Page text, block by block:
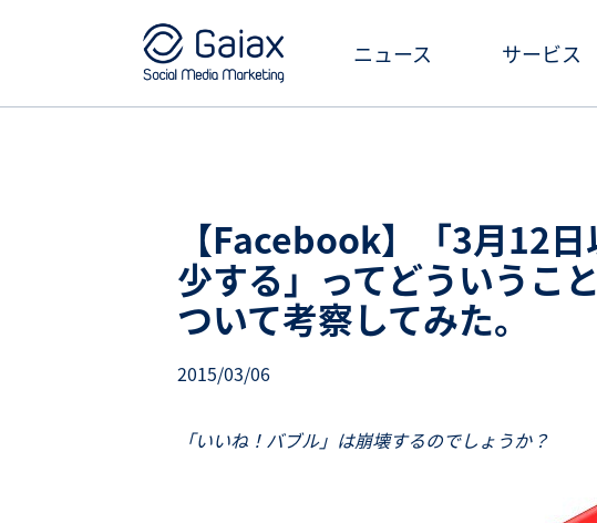
ニュース サービス
クリエ
【Facebook】「3月12
少する」ってどういうこ
ついて考察してみた。
2015/03/06
「いいね！バブル」は崩壊するのでしょうか？